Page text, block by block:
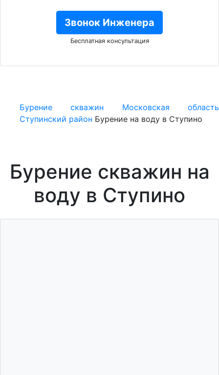
Звонок Инженера
Бесплатная консультация
Бурение скважин
Московская область
Ступинский район Бурение на воду в Ступино
Бурение скважин на
воду в Ступино